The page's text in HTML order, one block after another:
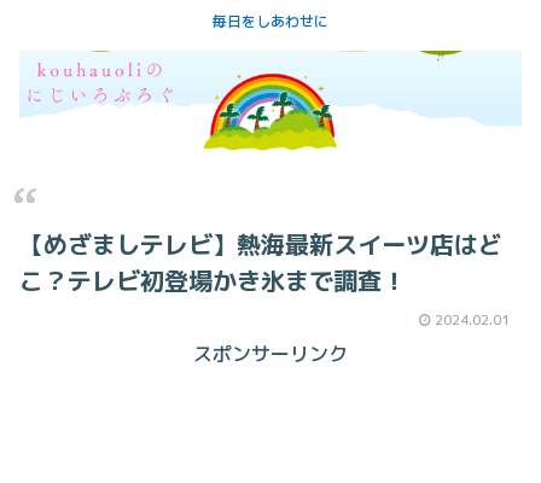
毎日をしあわせに
【めざましテレビ】熱海最新スイーツ店はど
こ？テレビ初登場かき氷まで調査！
2024.02.01
スポンサーリンク